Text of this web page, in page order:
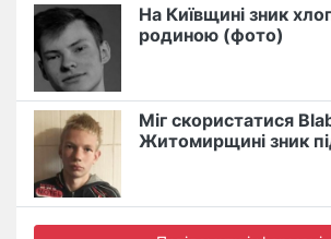
На Київщині зник
родиною (фото)
Міг скористатися
Житомирщині зник